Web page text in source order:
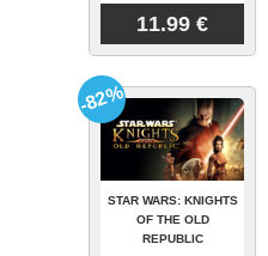
11.99 €
STAR WARS: KNIGHTS
OF THE OLD
REPUBLIC
-82%